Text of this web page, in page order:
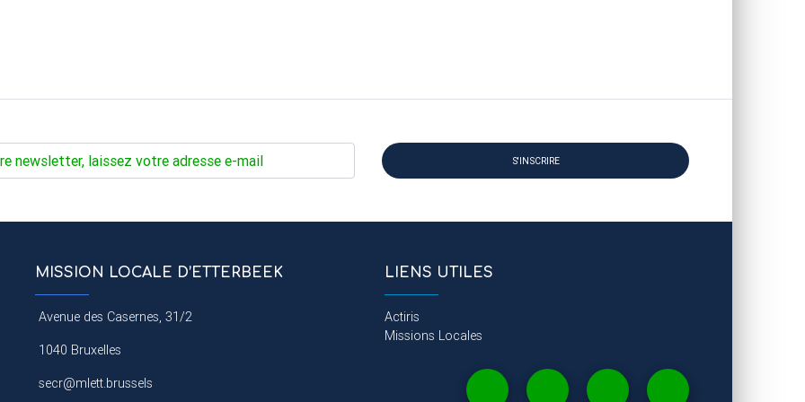
S'INSCRIRE
MISSION LOCALE D’ETTERBEEK
Avenue des Casernes, 31/2
1040 Bruxelles
secr@mlett.brussels
LIENS UTILES
Actiris
Missions Locales